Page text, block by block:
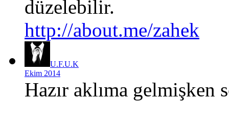
düzelebilir.
http://about.me/zahek
U.F.U.K
Ekim 2014
Hazır aklıma gelmişken